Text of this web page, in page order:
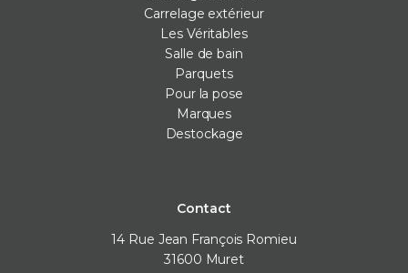
Carrelage extérieur
Les Véritables
Salle de bain
Parquets
Pour la pose
Marques
Destockage
Contact
14 Rue Jean François Romieu
31600 Muret